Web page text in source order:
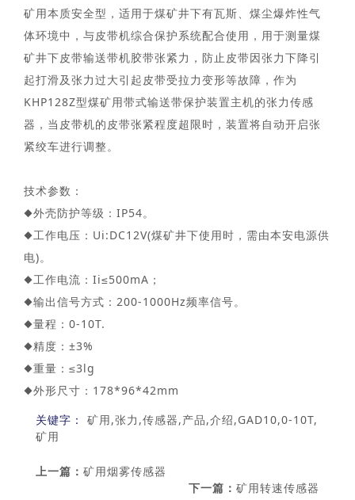
矿用本质安全型，适用于煤矿井下有瓦斯、煤尘爆炸性气
体环境中，与皮带机综合保护系统配合使用，用于测量煤
矿井下皮带输送带机胶带张紧力，防止皮带因张力下降引
起打滑及张力过大引起皮带受拉力变形等故障，作为
KHP128Z型煤矿用带式输送带保护装置主机的张力传感
器，当皮带机的皮带张紧程度超限时，装置将自动开启张
紧绞车进行调整。
技术参数：
◆外壳防护等级：IP54。
◆工作电压：Ui:DC12V(煤矿井下使用时，需由本安电源供
电)。
◆工作电流：Ii≤500mA；
◆输出信号方式：200-1000Hz频率信号。
◆量程：0-10T.
◆精度：±3%
◆重量：≤3lg
◆外形尺寸：178*96*42mm
关键字：
矿用,张力,传感器,产品,介绍,GAD10,0-10T,
矿用
上一篇： 矿用烟雾传感器
下一篇： 矿用转速传感器